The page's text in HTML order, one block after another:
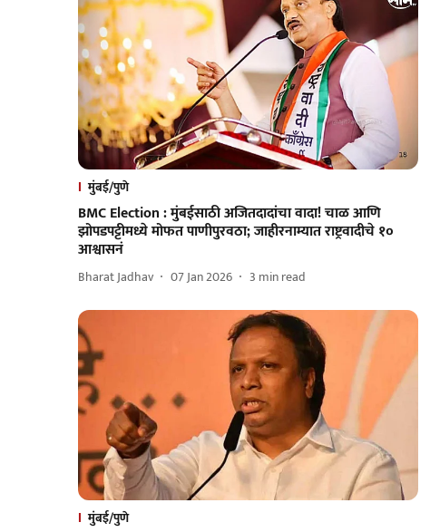
मुंबई/पुणे
BMC Election : मुंबईसाठी अजितदादांचा वादा! चाळ आणि
झोपडपट्टीमध्ये मोफत पाणीपुरवठा; जाहीरनाम्यात राष्ट्रवादीचे १०
आश्वासनं
Bharat Jadhav 07 Jan 2026 3 min read
मुंबई/पुणे